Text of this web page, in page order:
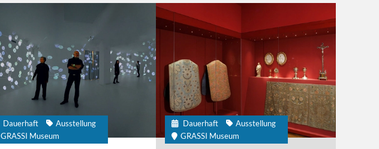
Dauerhaft
Ausstellung
GRASSI Museum
Dauerhaft
Ausstellung
GRASSI Museum